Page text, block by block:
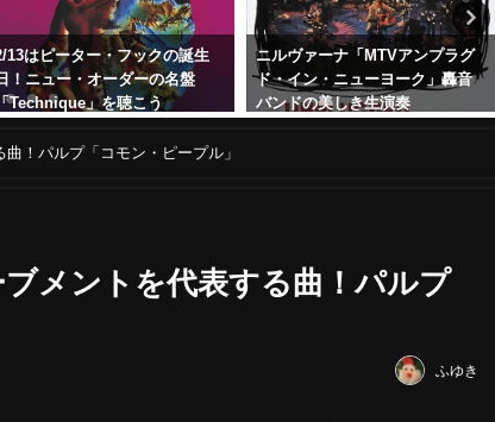
ルヴァーナ「MTVアンプラグ
・イン・ニューヨーク」轟音
バンドの美しき生演奏
ジョージ・マイケル「フェイ
ス」 ソロアルバムで大人の魅力
解放
！パルプ「コモン・ピープル」
メントを代表する曲！パルプ
ふゆき